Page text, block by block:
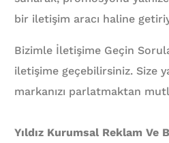
bir iletişim aracı haline
Bizimle İletişime Geçin
iletişime geçebilirsiniz. Size
markanızı parlatmaktan
Yıldız Kurumsal Reklam Ve